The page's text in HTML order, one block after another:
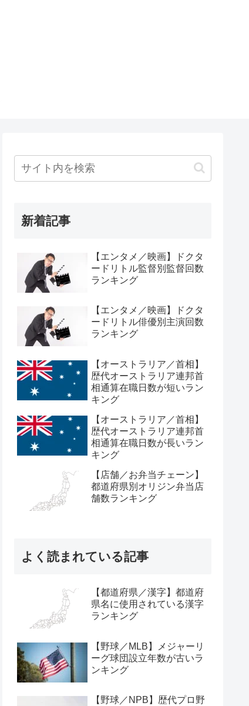
新着記事
【エンタメ／映画】ドクタ
ードリトル監督別監督回数
ランキング
【エンタメ／映画】ドクタ
ードリトル俳優別主演回数
ランキング
【オーストラリア／首相】
歴代オーストラリア連邦首
相通算在職日数が短いラン
キング
【オーストラリア／首相】
歴代オーストラリア連邦首
相通算在職日数が長いラン
キング
【店舗／お弁当チェーン】
都道府県別オリジン弁当店
舗数ランキング
よく読まれている記事
【都道府県／漢字】都道府
県名に使用されている漢字
ランキング
【野球／MLB】メジャーリ
ーグ球団設立年数が古いラ
ンキング
【野球／NPB】歴代プロ野